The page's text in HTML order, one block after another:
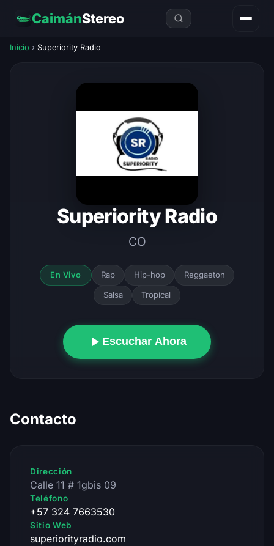
CaimánStereo
Inicio › Superiority Radio
Superiority Radio
CO
En Vivo Rap Hip-hop Reggaeton
Salsa Tropical
Escuchar Ahora
Contacto
Dirección
Calle 11 # 1gbis 09
Teléfono
+57 324 7663530
Sitio Web
superiorityradio.com